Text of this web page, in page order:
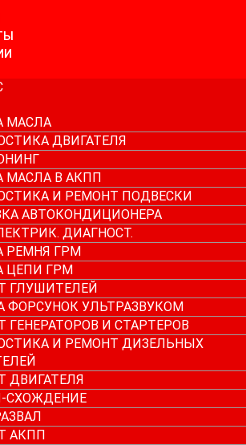
МАСЛА
ДВИГАТЕЛЯ
МАСЛА В АКПП
И РЕМОНТ ПОДВЕСКИ
АВТОКОНДИЦИОНЕРА
ДИАГНОСТ.
РЕМНЯ ГРМ
ЦЕПИ ГРМ
ГЛУШИТЕЛЕЙ
ФОРСУНОК УЛЬТРАЗВУКОМ
ГЕНЕРАТОРОВ И СТАРТЕРОВ
И РЕМОНТ ДИЗЕЛЬНЫХ
ДВИГАТЕЛЯ
СХОЖДЕНИЕ
АКПП